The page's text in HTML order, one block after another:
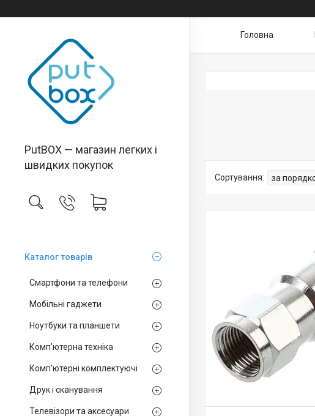
PutBOX — магазин легких і
швидких покупок
Каталог товарiв
Смартфони та телефони
Мобільні гаджети
Ноутбуки та планшети
Комп'ютерна техніка
Комп'ютерні комплектуючі
Друк і сканування
Телевізори та аксесуари
Головна